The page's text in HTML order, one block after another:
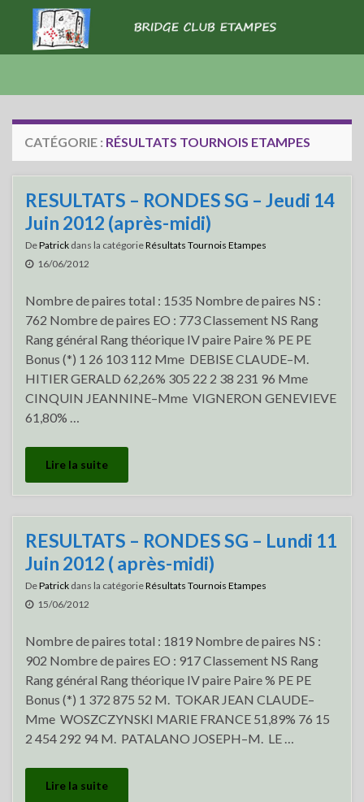
CATÉGORIE : RÉSULTATS TOURNOIS ETAMPES
RESULTATS – RONDES SG – Jeudi 14
Juin 2012 (après-midi)
DePatrick dans la catégorieRésultats Tournois Etampes
16/06/2012
Nombre de paires total : 1535 Nombre de paires NS :
762 Nombre de paires EO : 773 Classement NS Rang
Rang général Rang théorique IV paire Paire % PE PE
Bonus (*) 1 26 103 112 Mme DEBISE CLAUDE–M.
HITIER GERALD 62,26% 305 22 2 38 231 96 Mme
CINQUIN JEANNINE–Mme VIGNERON GENEVIEVE
61,80% …
Lire la suite
RESULTATS – RONDES SG – Lundi 11
Juin 2012 ( après-midi)
DePatrick dans la catégorieRésultats Tournois Etampes
15/06/2012
Nombre de paires total : 1819 Nombre de paires NS :
902 Nombre de paires EO : 917 Classement NS Rang
Rang général Rang théorique IV paire Paire % PE PE
Bonus (*) 1 372 875 52 M. TOKAR JEAN CLAUDE–
Mme WOSZCZYNSKI MARIE FRANCE 51,89% 76 15
2 454 292 94 M. PATALANO JOSEPH–M. LE …
Lire la suite